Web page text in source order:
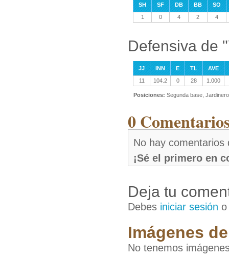
SH SF DB BB
SO
1
0 4 2 4
Defensiva de
JJ INN E TL
AVE
11
104.2 0 28 1.000
Posiciones: Segunda base,
0
No hay comentarios
¡Sé el primero en
Deja tu
Debes iniciar sesión
Imágenes
No tenemos